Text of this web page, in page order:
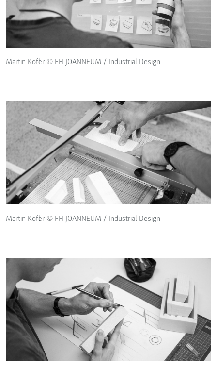
Martin Kofler © FH JOANNEUM / Industrial Design
Martin Kofler © FH JOANNEUM / Industrial Design